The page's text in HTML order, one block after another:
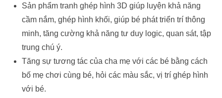
Sản phẩm tranh ghép hình 3D giúp luyện khả năng
cầm nắm, ghép hình khối, giúp bé phát triển trí thông
minh, tăng cường khả năng tư duy logic, quan sát, tập
trung chú ý.
Tăng sự tương tác của cha mẹ với các bé bằng cách
bố mẹ chơi cùng bé, hỏi các màu sắc, vị trí ghép hình
với bé.